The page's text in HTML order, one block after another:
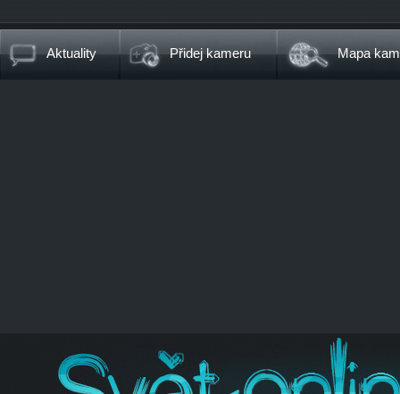
Aktuality Přidej kameru Mapa